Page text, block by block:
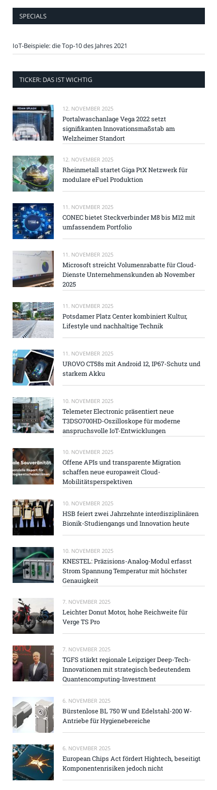
SPECIALS
IoT-Beispiele: die Top-10 des Jahres 2021
TICKER: DAS IST WICHTIG
12. NOVEMBER 2025
Portalwaschanlage Vega 2022 setzt
signifikanten Innovationsmaßstab am
Welzheimer Standort
12. NOVEMBER 2025
Rheinmetall startet Giga PtX Netzwerk für
modulare eFuel Produktion
11. NOVEMBER 2025
CONEC bietet Steckverbinder M8 bis M12 mit
umfassendem Portfolio
11. NOVEMBER 2025
Microsoft streicht Volumenrabatte für Cloud-
Dienste Unternehmenskunden ab November
2025
11. NOVEMBER 2025
Potsdamer Platz Center kombiniert Kultur,
Lifestyle und nachhaltige Technik
11. NOVEMBER 2025
UROVO CT58s mit Android 12, IP67-Schutz und
starkem Akku
10. NOVEMBER 2025
Telemeter Electronic präsentiert neue
T3DSO700HD-Oszilloskope für moderne
anspruchsvolle IoT-Entwicklungen
10. NOVEMBER 2025
Offene APIs und transparente Migration
schaffen neue europaweit Cloud-
Mobilitätsperspektiven
10. NOVEMBER 2025
HSB feiert zwei Jahrzehnte interdisziplinären
Bionik-Studiengangs und Innovation heute
10. NOVEMBER 2025
KNESTEL: Präzisions-Analog-Modul erfasst
Strom Spannung Temperatur mit höchster
Genauigkeit
7. NOVEMBER 2025
Leichter Donut Motor, hohe Reichweite für
Verge TS Pro
7. NOVEMBER 2025
TGFS stärkt regionale Leipziger Deep-Tech-
Innovationen mit strategisch bedeutendem
Quantencomputing-Investment
6. NOVEMBER 2025
Bürstenlose BL 750 W und Edelstahl-200 W-
Antriebe für Hygienebereiche
6. NOVEMBER 2025
European Chips Act fördert Hightech, beseitigt
Komponentenrisiken jedoch nicht